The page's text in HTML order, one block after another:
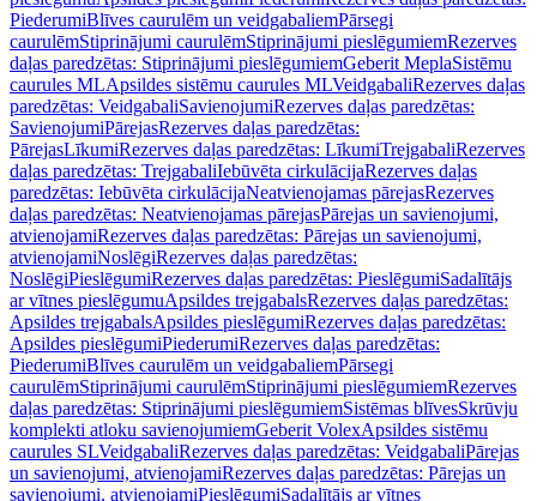
PiederumiBlīves caurulēm un veidgabaliemPārsegi
caurulēmStiprinājumi caurulēmStiprinājumi pieslēgumiemRezerves
daļas paredzētas: Stiprinājumi pieslēgumiemGeberit MeplaSistēmu
caurules MLApsildes sistēmu caurules MLVeidgabaliRezerves daļas
paredzētas: VeidgabaliSavienojumiRezerves daļas paredzētas:
SavienojumiPārejasRezerves daļas paredzētas:
PārejasLīkumiRezerves daļas paredzētas: LīkumiTrejgabaliRezerves
daļas paredzētas: TrejgabaliIebūvēta cirkulācijaRezerves daļas
paredzētas: Iebūvēta cirkulācijaNeatvienojamas pārejasRezerves
daļas paredzētas: Neatvienojamas pārejasPārejas un savienojumi,
atvienojamiRezerves daļas paredzētas: Pārejas un savienojumi,
atvienojamiNoslēgiRezerves daļas paredzētas:
NoslēgiPieslēgumiRezerves daļas paredzētas: PieslēgumiSadalītājs
ar vītnes pieslēgumuApsildes trejgabalsRezerves daļas paredzētas:
Apsildes trejgabalsApsildes pieslēgumiRezerves daļas paredzētas:
Apsildes pieslēgumiPiederumiRezerves daļas paredzētas:
PiederumiBlīves caurulēm un veidgabaliemPārsegi
caurulēmStiprinājumi caurulēmStiprinājumi pieslēgumiemRezerves
daļas paredzētas: Stiprinājumi pieslēgumiemSistēmas blīvesSkrūvju
komplekti atloku savienojumiemGeberit VolexApsildes sistēmu
caurules SLVeidgabaliRezerves daļas paredzētas: VeidgabaliPārejas
un savienojumi, atvienojamiRezerves daļas paredzētas: Pārejas un
savienojumi, atvienojamiPieslēgumiSadalītājs ar vītnes